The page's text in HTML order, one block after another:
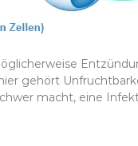
gehört
macht, eine